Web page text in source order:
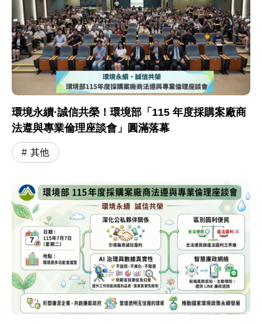
環境永續·誠信共榮！環境部「115 年度採購案廠商
法遵與專業倫理座談會」圓滿落幕
其他